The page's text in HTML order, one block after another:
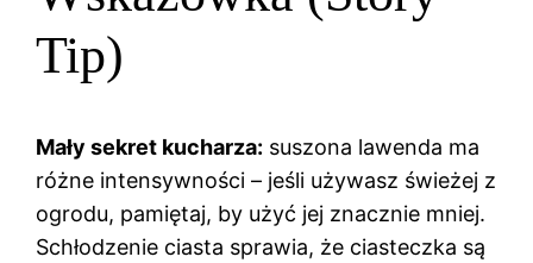
Tip)
Mały sekret kucharza: suszona lawenda ma
różne intensywności – jeśli używasz świeżej z
ogrodu, pamiętaj, by użyć jej znacznie mniej.
Schłodzenie ciasta sprawia, że ciasteczka są